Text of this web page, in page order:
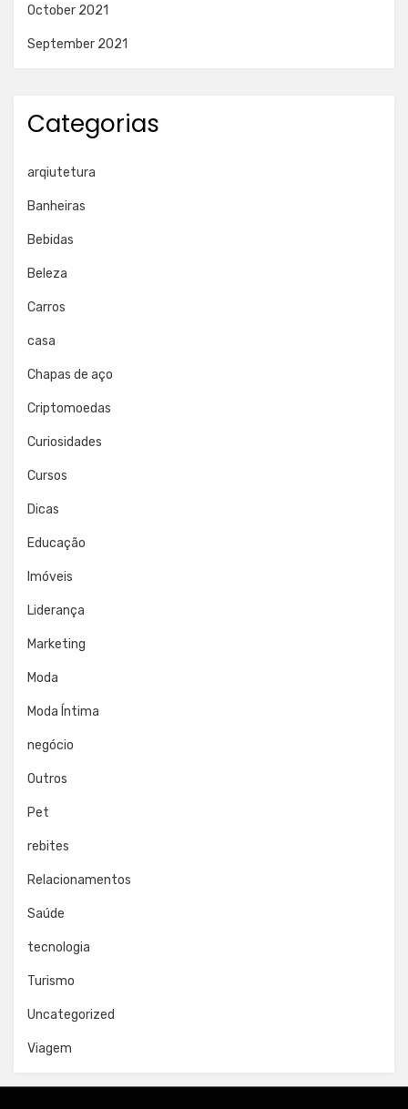
October 2021
September 2021
Categorias
arqiutetura
Banheiras
Bebidas
Beleza
Carros
casa
Chapas de aço
Criptomoedas
Curiosidades
Cursos
Dicas
Educação
Imóveis
Liderança
Marketing
Moda
Moda Íntima
negócio
Outros
Pet
rebites
Relacionamentos
Saúde
tecnologia
Turismo
Uncategorized
Viagem